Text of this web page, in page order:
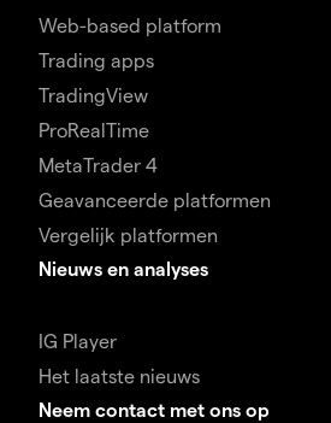
Web-based platform
Trading apps
TradingView
ProRealTime
MetaTrader 4
Geavanceerde platformen
Vergelijk platformen
Nieuws en analyses
IG Player
Het laatste nieuws
Neem contact met ons op